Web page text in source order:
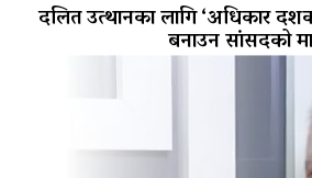
दलित उत्थानका लागि ‘अधिकार
बनाउन सांसदको